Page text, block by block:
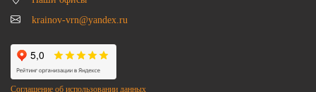
krainov-vrn@yandex.ru
Соглашение об использовании данных